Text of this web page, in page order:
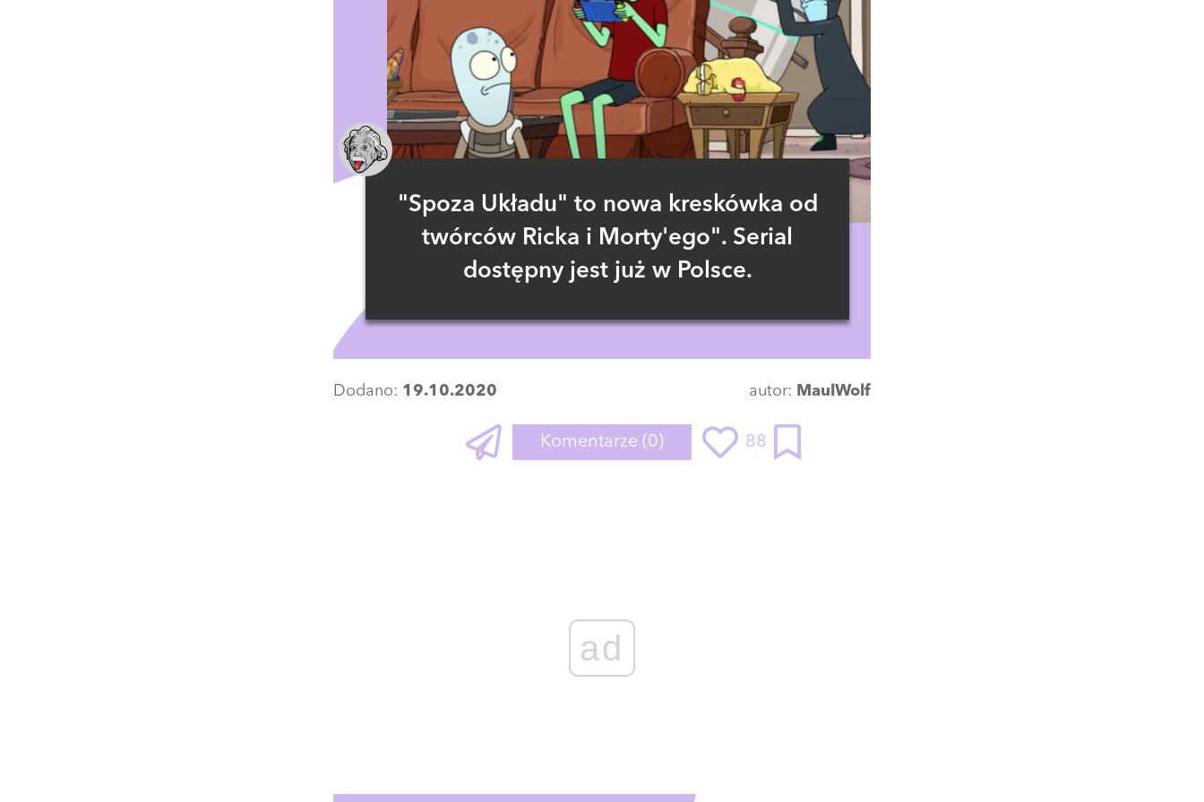
"Spoza Układu" to nowa kreskówka od
twórców Ricka i Morty'ego". Serial
dostępny jest już w Polsce.
Dodano: 19.10.2020 autor: MaulWolf
Komentarze (0) 88
ad